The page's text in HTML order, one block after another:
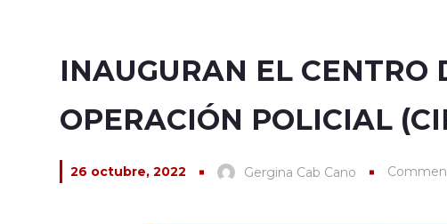
INAUGURAN EL
OPERACIÓN POLICIAL
26 octubre, 2022 Gergina Cab Cano